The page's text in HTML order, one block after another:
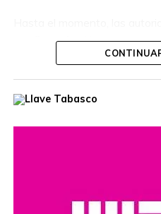
confirmadosi la persona
actuaba como parte de un
permanecen bajo
sacrificios masivos.